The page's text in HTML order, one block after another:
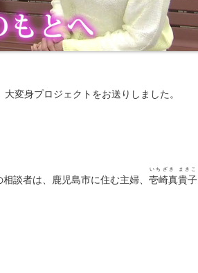
変身プロジェクトをお送りしました。
談者は、鹿児島市に住む主婦、 壱崎真貴子
いちざき まきこ